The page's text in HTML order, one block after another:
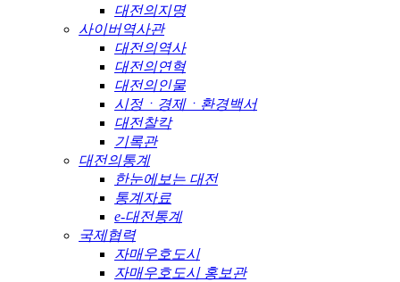
대전의지명
사이버역사관
대전의역사
대전의연혁
대전의인물
시정ㆍ경제ㆍ환경백서
대전찰칵
기록관
대전의통계
한눈에보는 대전
통계자료
e-대전통계
국제협력
자매우호도시
자매우호도시 홍보관